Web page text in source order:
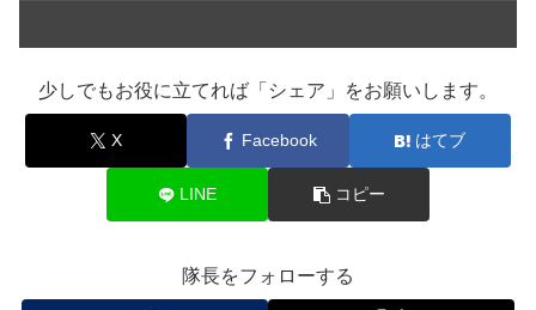
少しでもお役に立てれば「シェア」をお願いします。
X Facebook はてブ
LINE コピー
隊長をフォローする